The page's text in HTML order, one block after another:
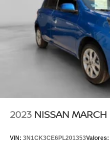
2023 NISSAN MARCH
VIN: 3N1CK3CE6PL201353Valores: